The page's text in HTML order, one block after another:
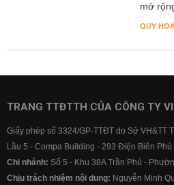
mở
QUY
TRANG TTĐTTH CỦA CÔNG TY
Giấy phép số 3324/GP-TTĐT do Sở VH&TT
Lầu 5 - Compa Building - 293 Điện Biên
Chi nhánh: Số 5 - Khu 38A Trần Phú -
Chịu trách nhiệm nội dung: Nguyễn Minh